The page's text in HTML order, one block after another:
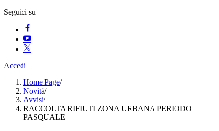
Seguici su
Accedi
Home Page/
Novità/
Avvisi/
RACCOLTA RIFIUTI ZONA URBANA PERIODO
PASQUALE